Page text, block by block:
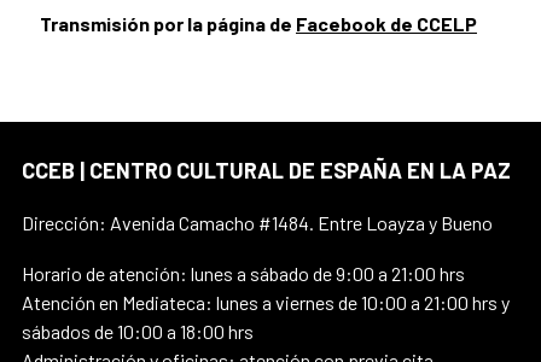
Transmisión por la página de Facebook de CCELP
CCEB | CENTRO CULTURAL DE ESPAÑA EN LA PAZ
Dirección: Avenida Camacho #1484. Entre Loayza y Bueno
Horario de atención: lunes a sábado de 9:00 a 21:00 hrs
Atención en Mediateca: lunes a viernes de 10:00 a 21:00 hrs y
sábados de 10:00 a 18:00 hrs